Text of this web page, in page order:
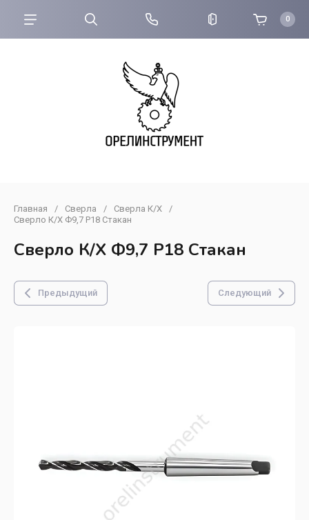
0
Главная / Сверла / Сверла К/Х
/
Сверло К/Х Ф9,7 Р18 Стакан
Сверло К/Х Ф9,7 Р18 Стакан
Предыдущий Следующий